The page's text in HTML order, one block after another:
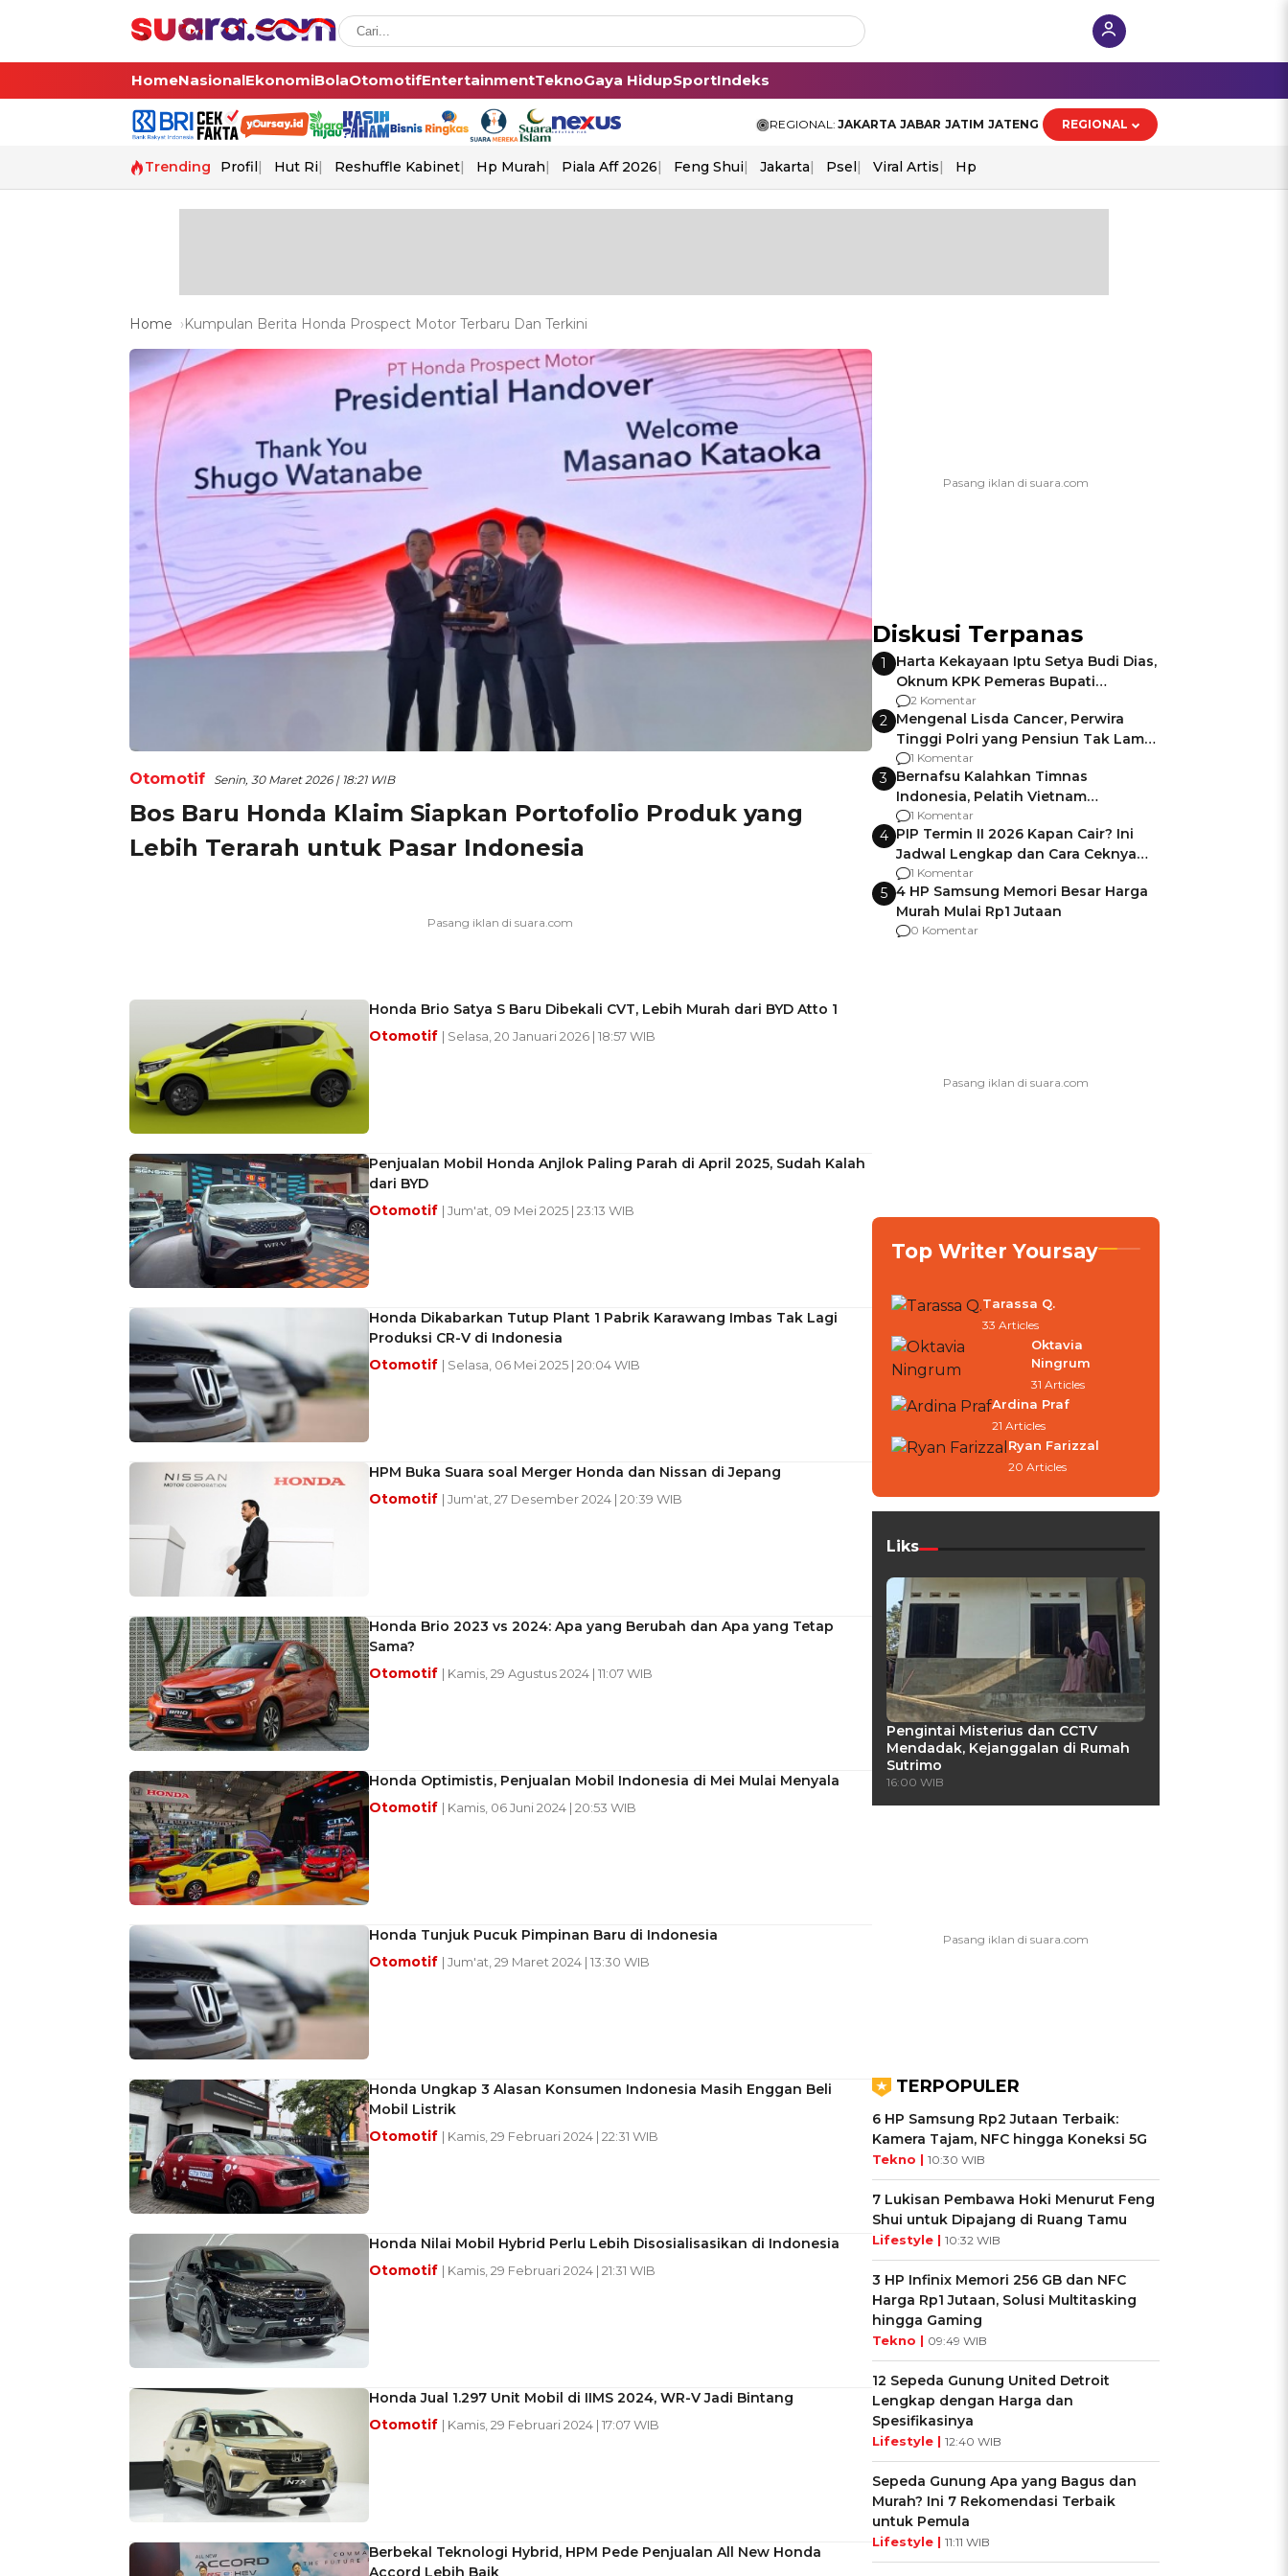
HomeNasionalEkonomiBolaOtomotifEntertainmentTeknoGaya HidupSportIndeks
REGIONAL: JAKARTA JABAR JATIM JATENG REGIONAL
Trending Profil Hut Ri Reshuffle Kabinet Hp Murah Piala Aff 2026 Feng Shui Jakarta Psel Viral Artis Hp
Home Kumpulan Berita Honda Prospect Motor Terbaru Dan Terkini
Otomotif Senin, 30 Maret 2026 | 18:21 WIB
Bos Baru Honda Klaim Siapkan Portofolio Produk yang
Lebih Terarah untuk Pasar Indonesia
Honda Brio Satya S Baru Dibekali CVT, Lebih Murah dari BYD Atto 1
Otomotif | Selasa, 20 Januari 2026 | 18:57 WIB
Penjualan Mobil Honda Anjlok Paling Parah di April 2025, Sudah Kalah
dari BYD
Otomotif | Jum'at, 09 Mei 2025 | 23:13 WIB
Honda Dikabarkan Tutup Plant 1 Pabrik Karawang Imbas Tak Lagi
Produksi CR-V di Indonesia
Otomotif | Selasa, 06 Mei 2025 | 20:04 WIB
HPM Buka Suara soal Merger Honda dan Nissan di Jepang
Otomotif | Jum'at, 27 Desember 2024 | 20:39 WIB
Honda Brio 2023 vs 2024: Apa yang Berubah dan Apa yang Tetap
Sama?
Otomotif | Kamis, 29 Agustus 2024 | 11:07 WIB
Honda Optimistis, Penjualan Mobil Indonesia di Mei Mulai Menyala
Otomotif | Kamis, 06 Juni 2024 | 20:53 WIB
Honda Tunjuk Pucuk Pimpinan Baru di Indonesia
Otomotif | Jum'at, 29 Maret 2024 | 13:30 WIB
Honda Ungkap 3 Alasan Konsumen Indonesia Masih Enggan Beli
Mobil Listrik
Otomotif | Kamis, 29 Februari 2024 | 22:31 WIB
Honda Nilai Mobil Hybrid Perlu Lebih Disosialisasikan di Indonesia
Otomotif | Kamis, 29 Februari 2024 | 21:31 WIB
Honda Jual 1.297 Unit Mobil di IIMS 2024, WR-V Jadi Bintang
Otomotif | Kamis, 29 Februari 2024 | 17:07 WIB
Berbekal Teknologi Hybrid, HPM Pede Penjualan All New Honda
Accord Lebih Baik
Diskusi Terpanas
1
Harta Kekayaan Iptu Setya Budi Dias,
Oknum KPK Pemeras Bupati
Pemalang
2 Komentar
2 Mengenal Lisda Cancer, Perwira
Tinggi Polri yang Pensiun Tak Lama
Usai Jadi Brigjen
1 Komentar
3 Bernafsu Kalahkan Timnas
Indonesia, Pelatih Vietnam
Berencana Pakai Jimat di Pakansari
1 Komentar
4 PIP Termin II 2026 Kapan Cair? Ini
Jadwal Lengkap dan Cara Ceknya
agar Dana Tidak Hangus!
1 Komentar
5 4 HP Samsung Memori Besar Harga
Murah Mulai Rp1 Jutaan
0 Komentar
Top Writer Yoursay
Tarassa Q.
33 Articles
Oktavia
Ningrum
31 Articles
Ardina Praf
21 Articles
Ryan Farizzal
20 Articles
Liks
Pengintai Misterius dan CCTV
Mendadak, Kejanggalan di Rumah
Sutrimo
16:00 WIB
TERPOPULER
6 HP Samsung Rp2 Jutaan Terbaik:
Kamera Tajam, NFC hingga Koneksi 5G
Tekno | 10:30 WIB
7 Lukisan Pembawa Hoki Menurut Feng
Shui untuk Dipajang di Ruang Tamu
Lifestyle | 10:32 WIB
3 HP Infinix Memori 256 GB dan NFC
Harga Rp1 Jutaan, Solusi Multitasking
hingga Gaming
Tekno | 09:49 WIB
12 Sepeda Gunung United Detroit
Lengkap dengan Harga dan
Spesifikasinya
Lifestyle | 12:40 WIB
Sepeda Gunung Apa yang Bagus dan
Murah? Ini 7 Rekomendasi Terbaik
untuk Pemula
Lifestyle | 11:11 WIB